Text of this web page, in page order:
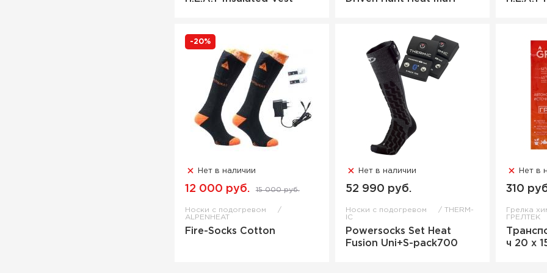
-20%
Нет в наличии
12 000 руб. 15 000 руб.
Носки с подогревом
ALPENHEAT
Fire-Socks Cotton
Нет в наличии
52 990 руб.
Носки с подогревом
THERM-
IC
Powersocks Set Heat
Fusion Uni+S-pack700
Нет в
310
Грелка
ГРЕЛТЕК
ч 20 х